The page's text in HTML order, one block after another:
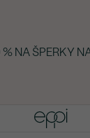
NA ŠPERKY